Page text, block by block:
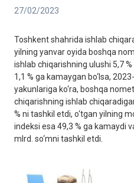
27/02/2023
Toshkent shahrida ishlab
yilning yanvar oyida boshqa
ishlab chiqarishning ulushi 5,7
1,1 % ga kamaygan bo‘lsa,
yakunlariga ko‘ra, boshqa
chiqarishning ishlab
% ni tashkil etdi, o‘tgan yilning
indeksi esa 49,3 % ga kamaydi
mlrd. so‘mni tashkil etdi.